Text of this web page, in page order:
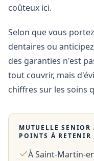
coûteux ici.
Selon que vous
dentaires ou
des garanties n'est
tout couvrir, mais
chiffres sur les soins
MUTUELLE
POINTS À RETENIR
À Saint-Martin-